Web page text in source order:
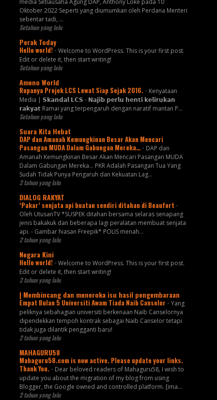
Oktober 2022 Seperti yang diumumkan oleh Perdana Menteri
sebentar tadi, …
Setahun yang lalu
Perak Today
Hello world!- Welcome to WordPress. This is your first post.
Edit or delete it, then start writing!
Setahun yang lalu
Ameno World
Rupanya Projek LCS Lewat Siap Sejak 2016. - Kenyataan
Media | 𝗦𝗸𝗮𝗻𝗱𝗮𝗹 𝗟𝗖𝗦 - 𝗡𝗮𝗷𝗶𝗯 𝗽𝗲𝗿𝗹𝘂 𝗵𝗲𝗻𝘁𝗶 𝗸𝗲𝗹𝗶𝗿𝘂𝗸𝗮𝗻
𝗿𝗮𝗸𝘆𝗮𝘁 Ramai yang terpengaruh dengan naratif mantan P...
Setahun yang lalu
Suara Kita Hebat
DAP dan Amanah Kemungkinan Besar Akan Mencari
Pasangan MUDA Dalam Gabungan Mereka… - DAP dan
Amanah Kemungkinan Besar Akan Mencari Pasangan MUDA
Dalam Gabungan Mereka… PKR Adalah Pasangan Tua Yang
Sudah Tidak Punya Pengaruh dan Kekuatan Lag...
2 tahun yang lalu
DIALOG RAKYAT
‘Pakar’ senjata api buatan sendiri ditahan di Beaufort -
Oleh UtusanTV *SUSPEK ditahan bersama selaras senapang
jenis bakakuk dan beberapa lagi peralatan membuat senjata
api. - Gambar hiasan Freepik* POLIS menah...
2 tahun yang lalu
Negara Kini
Hello world! - Welcome to WordPress. This is your first post.
Edit or delete it, then start writing!
2 tahun yang lalu
| Membincang dan meneroka isu hasil pengembaraan
Empat Bulan 5 Universiti Awam Tiada Naib Canselor - Yang
peliknya sebahagian universiti berkenaan Naib Canselornya
dipendekkan tempoh kontrak sebagai Naib Canselor tetapi
tidak juga dilantik pengganti baru!
2 tahun yang lalu
MAHAGURU58
Mahaguru58.com is now active. Please update your links.
Thank You. - Dear beloved readers of Mahaguru58, I wish to
update you about the migration of my blog from using
Blogger, the Google owned and controlled platform. [ima...
2 tahun yang lalu